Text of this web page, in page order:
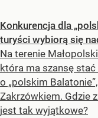
Konkurencja dla
turyści wybiorą się
Na terenie
która ma szansę
o „polskim
Zakrzówkiem. Gdzie
jest tak wyjątkowe?